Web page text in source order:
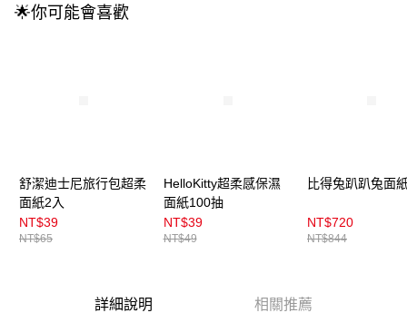
【注意事項】
1.本服務係由「台灣大哥大股份有限公司」（以下簡稱本公司）所提供，讓
付款後7-11取貨
付款後門市自取
每筆NT$100，滿NT$399(含以上)免運費
🌟你可能會喜歡
舒潔迪士尼旅行包超柔
面紙2入
NT$39
NT$65
HelloKitty超柔感保濕
面紙100抽
NT$39
NT$49
比得兔趴趴兔面
NT$720
NT$844
詳細說明 相關推薦